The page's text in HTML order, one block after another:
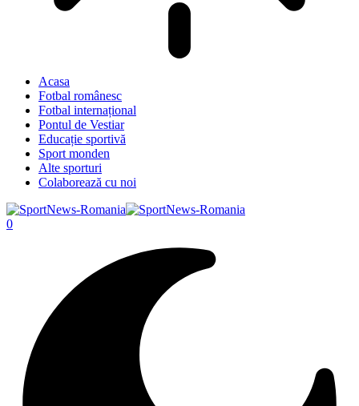
Acasa
Fotbal românesc
Fotbal internațional
Pontul de Vestiar
Educație sportivă
Sport monden
Alte sporturi
Colaborează cu noi
0